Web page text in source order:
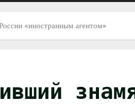
«иностранным агентом»